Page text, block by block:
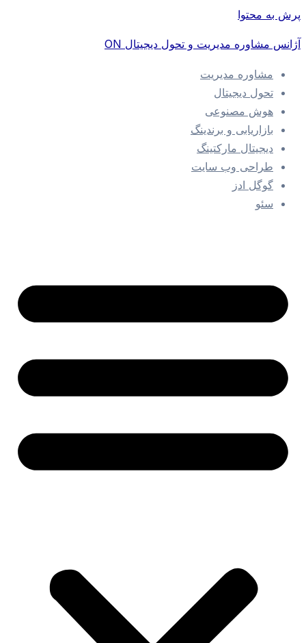
پرش به محتوا
آژانس مشاوره مدیریت و تحول دیجیتال ON
مشاوره مدیریت
تحول دیجیتال
هوش مصنوعی
بازاریابی و برندینگ
دیجیتال مارکتینگ
طراحی وب سایت
گوگل ادز
سئو